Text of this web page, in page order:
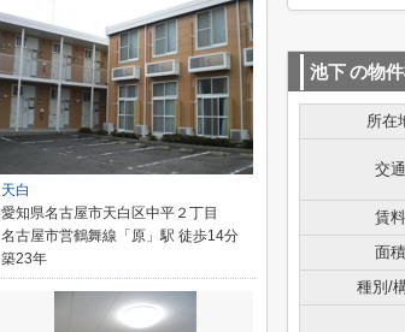
池下の物
所在
交通
賃料
面積
種別/
天白
愛知県名古屋市天白区中平２丁目
名古屋市営鶴舞線「原」駅 徒歩14分
築23年